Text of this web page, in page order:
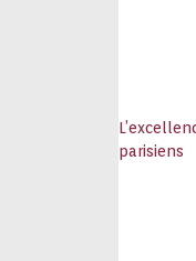
parisiens